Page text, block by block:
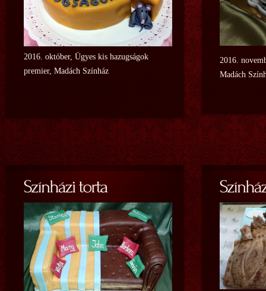
2016. október, Ügyes kis hazugságok
premier, Madách Színház
2016.
Madách